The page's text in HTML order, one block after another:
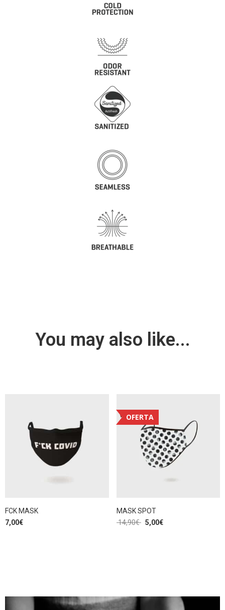
You may also like...
FCK MASK
7,00€
OFERTA
MASK SPOT
14,90€ 5,00€